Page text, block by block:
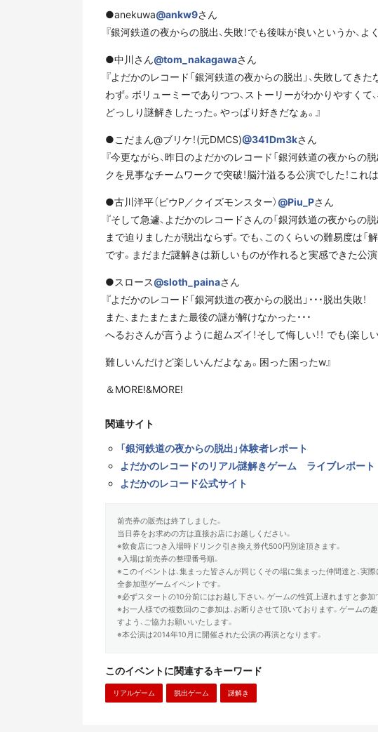
●anekuwa@ankw9さん
『銀河鉄道の夜からの脱出、失敗！でも後味が良いというか、よ
●中川さん@tom_nakagawaさん
『よだかのレコード「銀河鉄道の夜からの脱出」、失敗してき
わず。ボリューミーでありつつ、ストーリーがわかりやすくて
どっしり謎解きしたった。やっぱり好きだなぁ。』
●こだまん@ブリケ！(元DMCS)@341Dm3kさん
『今更ながら、昨日のよだかのレコード「銀河鉄道の夜からの
クを見事なチームワークで突破！脳汁溢るる公演でした！これは
●古川洋平（ピウP／クイズモンスター） @Piu_Pさん
『そして急遽、よだかのレコードさんの「銀河鉄道の夜からの
まで迫りましたが脱出ならず。でも、このくらいの難易度は「
です。まだまだ謎解きは新しいものが作れると実感できた公演
●スロース@sloth_painaさん
『よだかのレコード「銀河鉄道の夜からの脱出」・・・脱出失敗！
また、またまたまた最後の謎が解けなかった・・・
へるおさんが言うように超ムズイ！そして悔しい！！ でも(楽し
難しいんだけど楽しいんだよなぁ。困った困ったw』
＆MORE!&MORE!
関連サイト
「銀河鉄道の夜からの脱出」体験者レポート
よだかのレコードのリアル謎解きゲーム ライブレポート
よだかのレコード公式サイト
前売券の販売は終了しました。
当日券をお求めの方は直接お店にお越しください。
※飲食店につき入場時ドリンク引き換え券代500円別途頂きます。
※入場は前売券の整理番号順。
※このイベントは、集まった皆さんが同じくその場に集まった仲間達と、実
全参加型ゲームイベントです。
※必ずスタートの10分前にはお越し下さい。ゲームの性質上遅れますと参加
※お一人様での複数回のご参加は、お断りさせて頂いております。ゲームの
すよう、ご協力お願いいたします。
※本公演は2014年10月に開催された公演の再演となります。
このイベントに関連するキーワード
リアルゲーム 脱出ゲーム 謎解き